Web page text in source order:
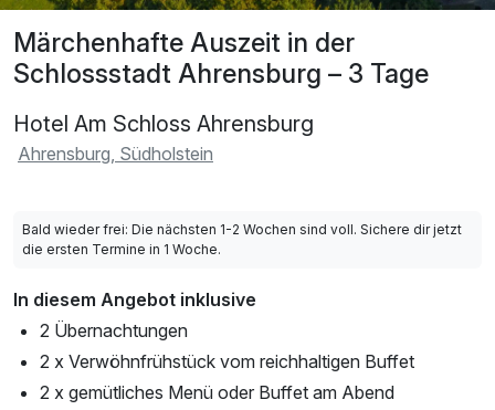
Märchenhafte Auszeit in der
Schlossstadt Ahrensburg – 3 Tage
Hotel Am Schloss Ahrensburg
Ahrensburg, Südholstein
Bald wieder frei: Die nächsten 1-2 Wochen sind voll. Sichere dir jetzt
die ersten Termine in 1 Woche.
In diesem Angebot inklusive
2 Übernachtungen
2 x Verwöhnfrühstück vom reichhaltigen Buffet
2 x gemütliches Menü oder Buffet am Abend